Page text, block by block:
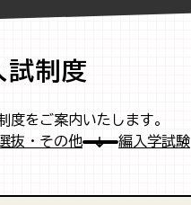
試制度
度をご案内いたします。
抜・その他 編入学試験